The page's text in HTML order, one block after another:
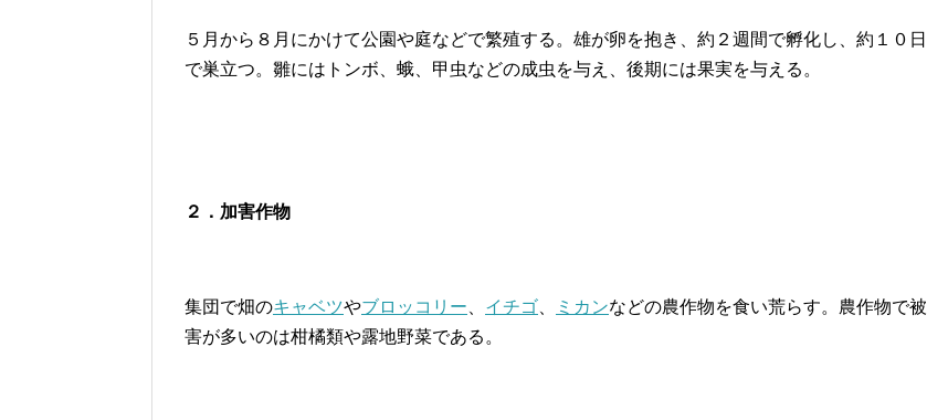
５月から８月にかけて公園や庭などで繁殖する。雄が卵を抱き、約２週間で孵化し、約１０日
で巣立つ。雛にはトンボ、蛾、甲虫などの成虫を与え、後期には果実を与える。
２．加害作物
集団で畑のキャベツやブロッコリー イチゴ ミカンなどの農作物を食い荒らす。農作物で被
害が多いのは柑橘類や露地野菜である。